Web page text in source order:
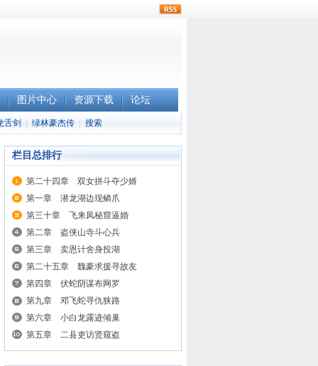
图片中心 资源下载 论坛
舌剑 绿林豪杰传 搜索
栏目总排行
第二十四章 双女拼斗夺少婿
第一章 潜龙湖边现鳞爪
第三十章 飞来凤秘窟逼婚
第二章 盗侠山寺斗心兵
第三章 卖恩计舍身投湖
第二十五章 魏豪求援寻故友
第四章 伏蛇阴谋布网罗
第九章 邓飞蛇寻仇狭路
第六章 小白龙露迹倾巢
第五章 二县吏访贤窥盗